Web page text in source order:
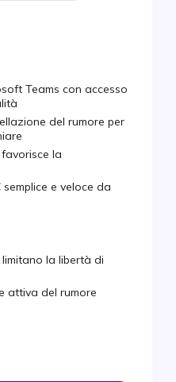
Teams con accesso
del rumore per
la
e veloce da
la libertà di
attiva del rumore